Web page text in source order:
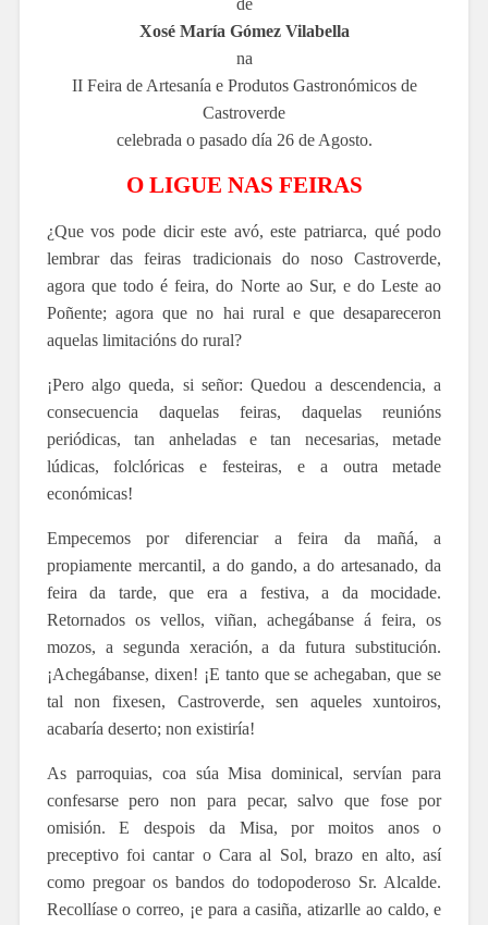
Xosé María Gómez Vilabella
na
II Feira de Artesanía e Produtos Gastronómicos de
Castroverde
celebrada o pasado día 26 de Agosto.
O LIGUE NAS FEIRAS
¿Que vos pode dicir este avó, este patriarca, qué podo
lembrar das feiras tradicionais do noso Castroverde,
agora que todo é feira, do Norte ao Sur, e do Leste ao
Poñente; agora que no hai rural e que desapareceron
aquelas limitacións do rural?
¡Pero algo queda, si señor: Quedou a descendencia, a
consecuencia daquelas feiras, daquelas reunións
periódicas, tan anheladas e tan necesarias, metade
lúdicas, folclóricas e festeiras, e a outra metade
económicas!
Empecemos por diferenciar a feira da mañá, a
propiamente mercantil, a do gando, a do artesanado, da
feira da tarde, que era a festiva, a da mocidade.
Retornados os vellos, viñan, achegábanse á feira, os
mozos, a segunda xeración, a da futura substitución.
¡Achegábanse, dixen! ¡E tanto que se achegaban, que se
tal non fixesen, Castroverde, sen aqueles xuntoiros,
acabaría deserto; non existiría!
As parroquias, coa súa Misa dominical, servían para
confesarse pero non para pecar, salvo que fose por
omisión. E despois da Misa, por moitos anos o
preceptivo foi cantar o Cara al Sol, brazo en alto, así
como pregoar os bandos do todopoderoso Sr. Alcalde.
Recollíase o correo, ¡e para a casiña, atizarlle ao caldo, e